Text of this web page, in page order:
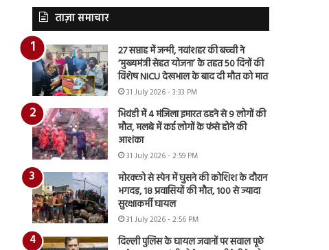
ताज़ा समाचार
27 सप्ताह में जन्मी, नवांशहर की बच्ची ने
‘मुख्यमंत्री सेहत योजना’ के तहत 50 दिनों की
विशेष NICU देखभाल के बाद दी मौत को मात
31 July 2026 - 3:33 PM
भिवंडी में 4 मंजिला इमारत ढहने से 9 लोगों की
मौत, मलबे में कई लोगों के फंसे होने की
आशंका
31 July 2026 - 2:59 PM
मोरक्को से स्पेन में घुसने की कोशिश के दौरान
भगदड़, 18 प्रवासियों की मौत, 100 से ज्यादा
सुरक्षाकर्मी घायल
31 July 2026 - 2:56 PM
दिल्ली पुलिस के घायल जवानों पर सवाल पूछे